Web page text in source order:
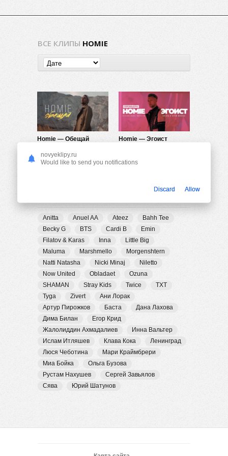
ВСЕ КЛИПЫ HOMIE
Homie — Обещай
Homie — Эгоист
Anitta Anuel AA Ateez
Bahh Tee
Becky G
BTS Cardi B
Emin
Filatov & Karas
Inna
Little Big
Maluma
Marshmello
Morgenshtern
Natti Natasha
Nicki Minaj
Niletto
Now United
Obladaet
Ozuna
SHAMAN
Stray Kids Twice
TXT
Tyga
Zivert
Ани Лорак
Артур Пирожков
Баста
Дана Лахова
Дима Билан
Егор Крид
Жалолиддин Ахмадалиев
Инна Вальтер
Ислам Итляшев
Клава Кока
Ленинград
Люся Чеботина
Мари Краймбрери
Миа Бойка
Ольга Бузова
Рустам Нахушев
Сергей Завьялов
Сява
Юрий Шатунов
novyeklipy.ru
Would like to send you notifications
Discard Allow